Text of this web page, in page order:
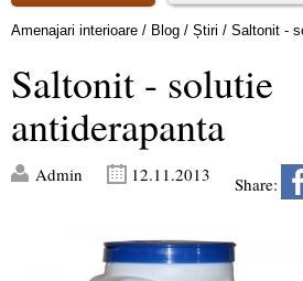
Amenajari interioare / Blog / Știri / Saltonit -
Saltonit - solutie
antiderapanta
Admin 12.11.2013 Share: